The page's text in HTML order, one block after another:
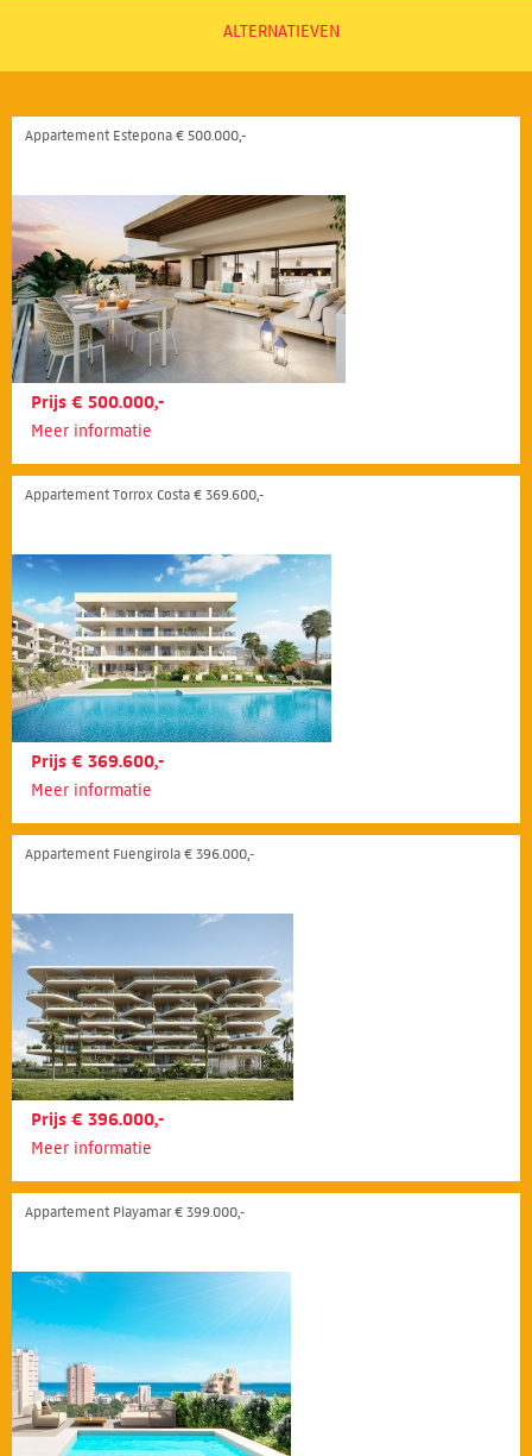
ALTERNATIEVEN
Appartement Estepona € 500.000,-
Prijs € 500.000,-
Meer informatie
Appartement Torrox Costa € 369.600,-
Prijs € 369.600,-
Meer informatie
Appartement Fuengirola € 396.000,-
Prijs € 396.000,-
Meer informatie
Appartement Playamar € 399.000,-